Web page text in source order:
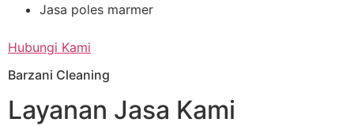
Jasa poles marmer
Hubungi Kami
Barzani Cleaning
Layanan Jasa Kami